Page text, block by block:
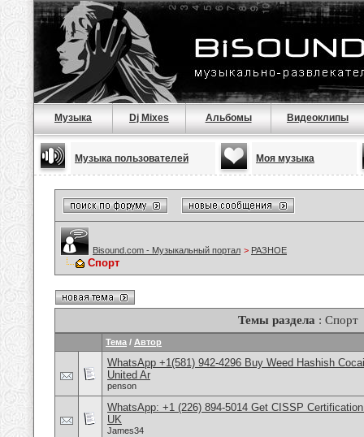
Музыка Dj Mixes Альбомы Видеоклипы
Музыка пользователей Моя музыка
Bisound.com - Музыкальный портал > РАЗНОЕ
Спорт
Темы раздела : Спорт
Тема / Автор
WhatsApp +1(581) 942-4296 Buy Weed Hashish
United Ar
penson
WhatsApp: +1 (226) 894-5014​ Get CISSP
UK
James34